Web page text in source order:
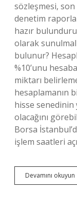
sözleşmesi, son
denetim
hazır
olarak
bulunur?
%10’unu
miktarı
hesaplamanın
hisse
olacağını
Borsa
işlem saatleri
Devamını okuyun